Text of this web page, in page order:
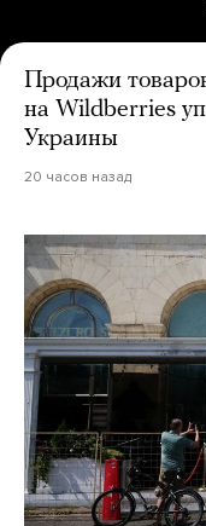
Продажи
на Wildberries
Украины
20 часов назад